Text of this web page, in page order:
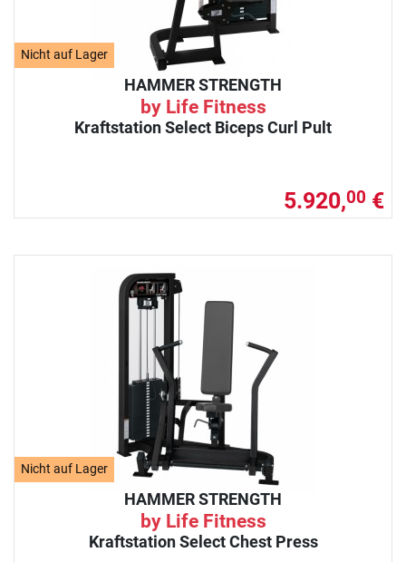
Nicht auf Lager
HAMMER STRENGTH
by Life Fitness
Kraftstation Select Biceps Curl Pult
5.920,00 €
Nicht auf Lager
HAMMER STRENGTH
by Life Fitness
Kraftstation Select Chest Press